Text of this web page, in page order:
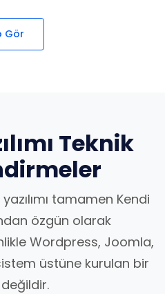
Gör
Teknik
tamamen Kendi
özgün olarak
Wordpress, Joomla,
üstüne kurulan bir